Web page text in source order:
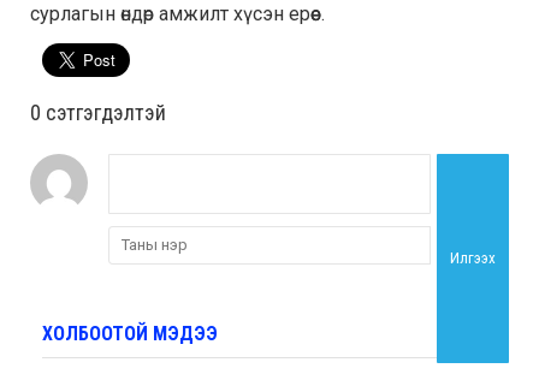
сурлагын өндөр амжилт хүсэн ерөөе.
0 cэтгэгдэлтэй
Илгээх
ХОЛБООТОЙ МЭДЭЭ